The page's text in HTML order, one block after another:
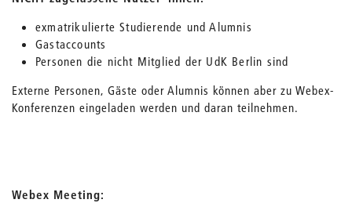
exmatrikulierte Studierende und Alumnis
Gastaccounts
Personen die nicht Mitglied der UdK Berlin sind
Externe Personen, Gäste oder Alumnis können aber zu Webex-
Konferenzen eingeladen werden und daran teilnehmen.
Webex Meeting: